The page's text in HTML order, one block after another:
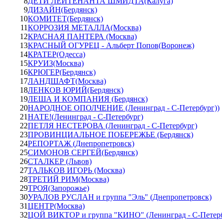
9ДИЗАЙН(Бердянск)
10КОМИТЕТ(Бердянск)
11КОРРОЗИЯ МЕТАЛЛА(Москва)
12КРАСНАЯ ПАНТЕРА (Москва)
13КРАСНЫЙ ОГУРЕЦ - Альберт Попов(Воронеж)
14КРАТЕР(Одесса)
15КРУИЗ(Москва)
16КРЮГЕР(Бердянск)
17ЛАНДШАФТ(Москва)
18ЛЕНКОВ ЮРИЙ(Бердянск)
19ЛЕША И КОМПАНИЯ (Бердянск)
20НАРОДНОЕ ОПОЛЧЕНИЕ (Ленинград - С-Петербург))
21НАТЕ!(Ленинград - С-Петербург)
22ПЕТЛЯ НЕСТЕРОВА (Ленинград - С-Петербург)
23ПРОВИНЦИАЛЬНОЕ ПОБЕРЕЖЬЕ (Бердянск)
24РЕПОРТАЖ (Днепропетровск)
25СИМОНОВ СЕРГЕЙ(Бердянск)
26СТАЛКЕР (Львов)
27ТАЛЬКОВ ИГОРЬ (Москва)
28ТРЕТИЙ РИМ(Москва)
29ТРОЯ(Запорожье)
30УРАЛОВ РУСЛАН и группа "Эль" (Днепропетровск)
31ЦЕНТР(Москва)
32ЦОЙ ВИКТОР и группа "КИНО" (Ленинград - С-